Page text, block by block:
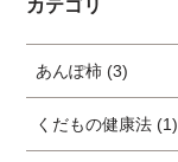
カテゴリ
あんぽ柿 (3)
くだもの健康法 (1)